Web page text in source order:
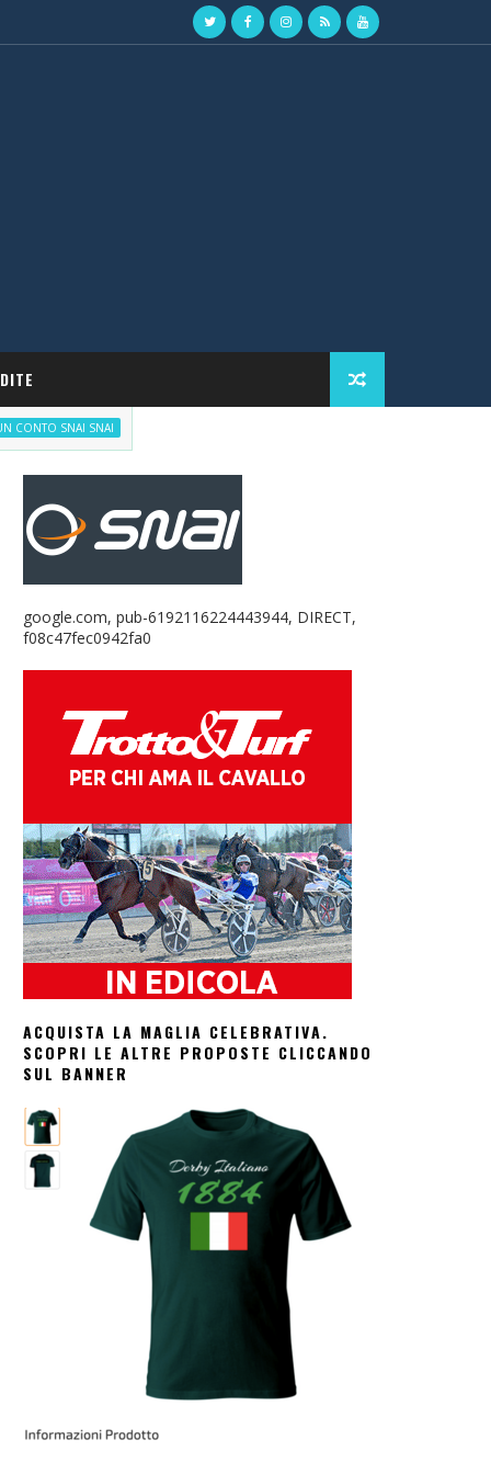
SNAI Scommetti responsabilmente, ma con incentivi
google.com, pub-6192116224443944, DIRECT,
f08c47fec0942fa0
ACQUISTA LA MAGLIA CELEBRATIVA.
SCOPRI LE ALTRE PROPOSTE CLICCANDO
SUL BANNER